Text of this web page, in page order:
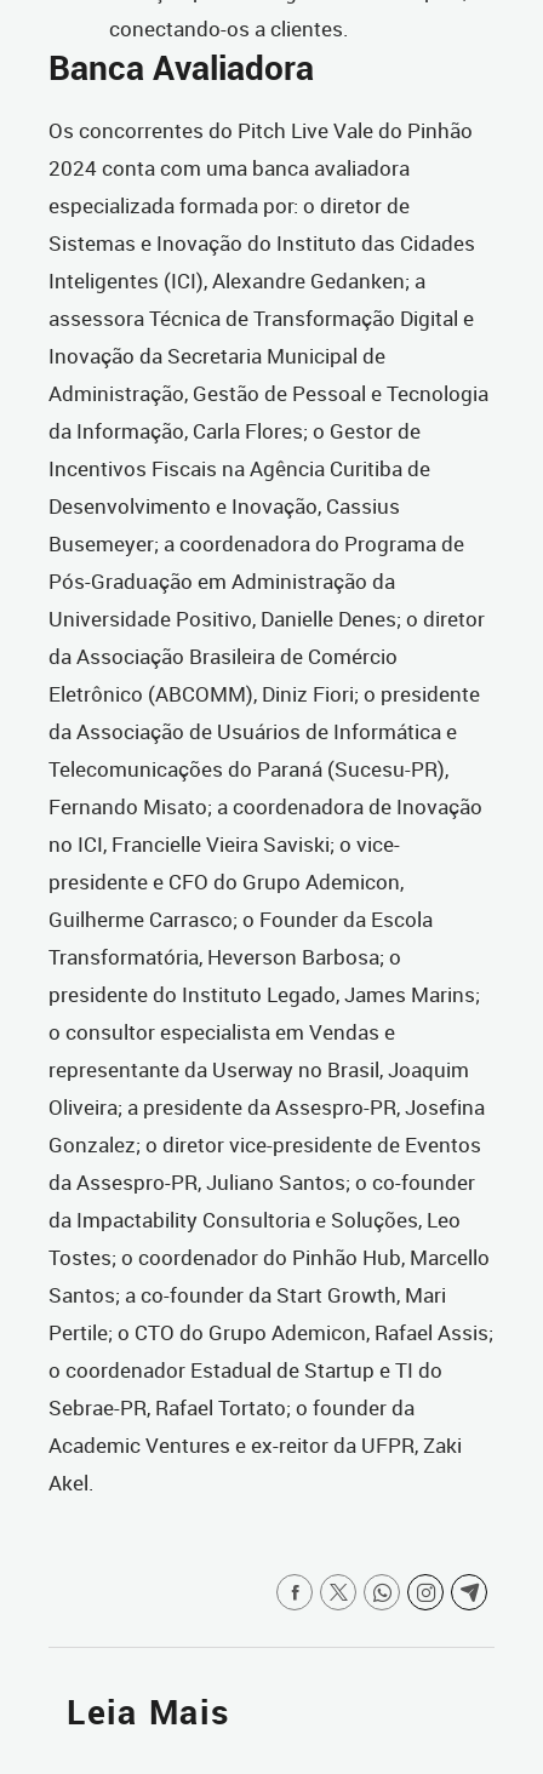
conectando-os a clientes.
Banca Avaliadora
Os concorrentes do Pitch Live Vale do Pinhão
2024 conta com uma banca avaliadora
especializada formada por: o diretor de
Sistemas e Inovação do Instituto das Cidades
Inteligentes (ICI), Alexandre Gedanken; a
assessora Técnica de Transformação Digital e
Inovação da Secretaria Municipal de
Administração, Gestão de Pessoal e Tecnologia
da Informação, Carla Flores; o Gestor de
Incentivos Fiscais na Agência Curitiba de
Desenvolvimento e Inovação, Cassius
Busemeyer; a coordenadora do Programa de
Pós-Graduação em Administração da
Universidade Positivo, Danielle Denes; o diretor
da Associação Brasileira de Comércio
Eletrônico (ABCOMM), Diniz Fiori; o presidente
da Associação de Usuários de Informática e
Telecomunicações do Paraná (Sucesu-PR),
Fernando Misato; a coordenadora de Inovação
no ICI, Francielle Vieira Saviski; o vice-
presidente e CFO do Grupo Ademicon,
Guilherme Carrasco; o Founder da Escola
Transformatória, Heverson Barbosa; o
presidente do Instituto Legado, James Marins;
o consultor especialista em Vendas e
representante da Userway no Brasil, Joaquim
Oliveira; a presidente da Assespro-PR, Josefina
Gonzalez; o diretor vice-presidente de Eventos
da Assespro-PR, Juliano Santos; o co-founder
da Impactability Consultoria e Soluções, Leo
Tostes; o coordenador do Pinhão Hub, Marcello
Santos; a co-founder da Start Growth, Mari
Pertile; o CTO do Grupo Ademicon, Rafael Assis;
o coordenador Estadual de Startup e TI do
Sebrae-PR, Rafael Tortato; o founder da
Academic Ventures e ex-reitor da UFPR, Zaki
Akel.
Leia Mais